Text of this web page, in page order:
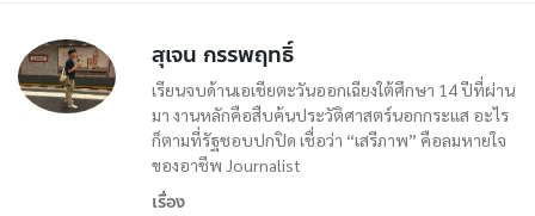
สุเจน กรรพฤทธิ์
เรียนจบด้านเอเชียตะวันออกเฉียงใต้ศึกษา 14 ปีที่ผ่าน
มา งานหลักคือสืบค้นประวัติศาสตร์นอกกระแส อะไร
ก็ตามที่รัฐชอบปกปิด เชื่อว่า “เสรีภาพ” คือลมหายใจ
ของอาชีพ Journalist
เรื่อง